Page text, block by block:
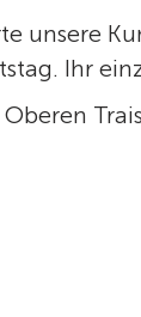
unsere
Ihr